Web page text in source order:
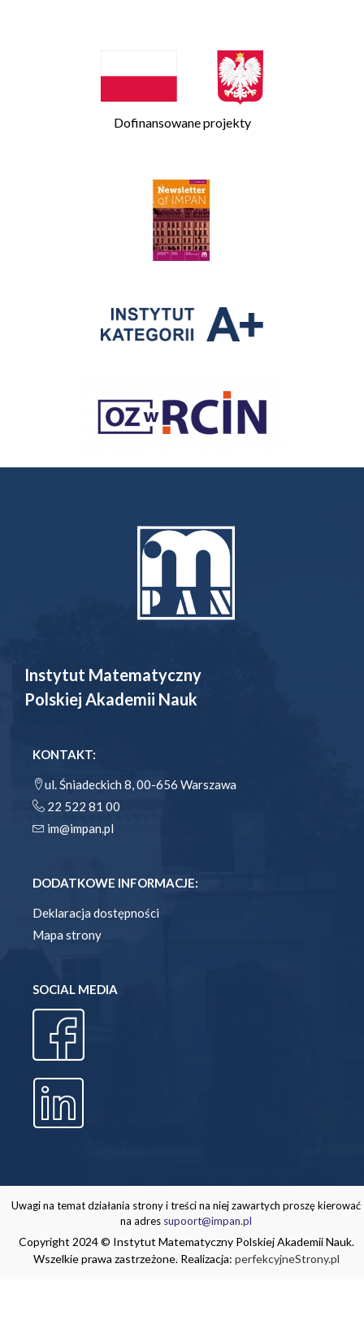
Dofinansowane projekty
Instytut Matematyczny
Polskiej Akademii Nauk
KONTAKT:
ul. Śniadeckich 8, 00-656 Warszawa
22 522 81 00
im@impan.pl
DODATKOWE INFORMACJE:
Deklaracja dostępności
Mapa strony
SOCIAL MEDIA
Uwagi na temat działania strony i treści na niej zawartych proszę kierować
na adres supoort@impan.pl
Copyright 2024 © Instytut Matematyczny Polskiej Akademii Nauk.
Wszelkie prawa zastrzeżone. Realizacja: perfekcyjneStrony.pl